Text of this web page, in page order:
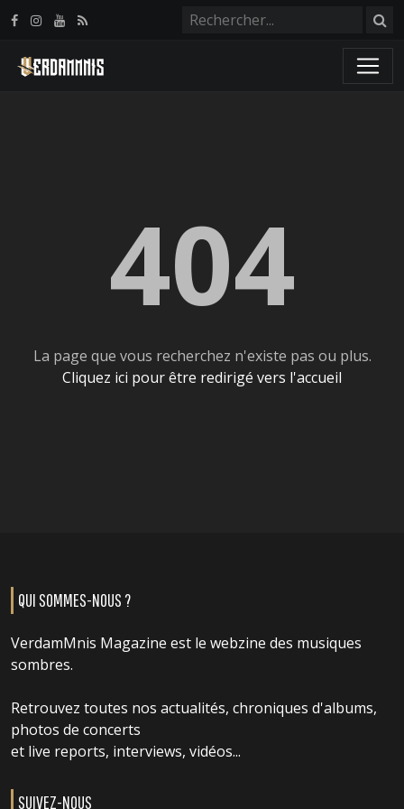
404
La page que vous recherchez n'existe pas ou plus.
Cliquez ici pour être redirigé vers l'accueil
QUI SOMMES-NOUS ?
VerdamMnis Magazine est le webzine des musiques
sombres.
Retrouvez toutes nos actualités, chroniques d'albums,
photos de concerts
et live reports, interviews, vidéos...
SUIVEZ-NOUS
Panneau de gestion des cookies